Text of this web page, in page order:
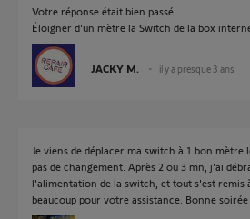
Votre réponse était bien passé.
Éloigner d'un mètre la Switch de la box
JACKY M. il y a presque 3 ans
Je viens de déplacer ma switch à 1 bon mètre
pas de changement. Après 2 ou 3 mn, j'ai
l'alimentation de la switch, et tout s'est remis
beaucoup pour votre assistance. Bonne soirée